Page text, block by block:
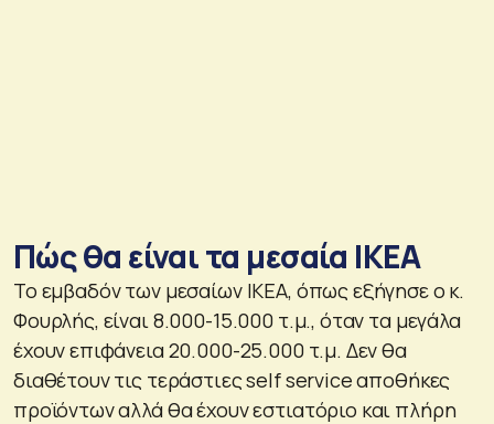
Πώς θα είναι τα μεσαία IKEA
Το εμβαδόν των μεσαίων IKEA, όπως εξήγησε ο κ.
Φουρλής, είναι 8.000-15.000 τ.μ., όταν τα μεγάλα
έχουν επιφάνεια 20.000-25.000 τ.μ. Δεν θα
διαθέτουν τις τεράστιες self service αποθήκες
προϊόντων αλλά θα έχουν εστιατόριο και πλήρη